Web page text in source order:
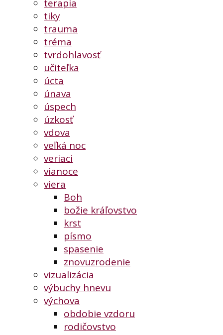
terapia
tiky
trauma
tréma
tvrdohlavosť
učiteľka
úcta
únava
úspech
úzkosť
vdova
veľká noc
veriaci
vianoce
viera
Boh
božie kráľovstvo
krst
písmo
spasenie
znovuzrodenie
vizualizácia
výbuchy hnevu
výchova
obdobie vzdoru
rodičovstvo